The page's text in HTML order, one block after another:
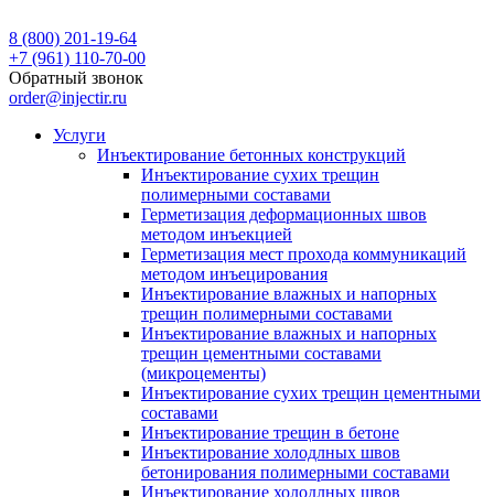
8 (800) 201-19-64
+7 (961) 110-70-00
Обратный звонок
order@injectir.ru
Услуги
Инъектирование бетонных конструкций
Инъектирование сухих трещин
полимерными составами
Герметизация деформационных швов
методом инъекцией
Герметизация мест прохода коммуникаций
методом инъецирования
Инъектирование влажных и напорных
трещин полимерными составами
Инъектирование влажных и напорных
трещин цементными составами
(микроцементы)
Инъектирование сухих трещин цементными
составами
Инъектирование трещин в бетоне
Инъектирование холодлных швов
бетонирования полимерными составами
Инъектирование холодлных швов